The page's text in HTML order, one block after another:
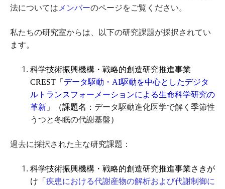
法については メンバーのページをご覧ください。
私たちの研究室からは、以下の研究課題が採択されてい
ます。
科学技術振興機構・戦略的創造研究推進事業
CREST「 データ駆動・AI駆動を中心としたデジタ
ルトランスフォーメーションによる生命科学研究の
革新 」 （課題名： データ駆動進化医学で解く季節性
うつと冬眠の代謝基盤）​​
過去に採択された主な研究課題：
科学技術振興機構・戦略的創造研究推進事業さきが
け「 疾患における代謝産物の解析および代謝制御に